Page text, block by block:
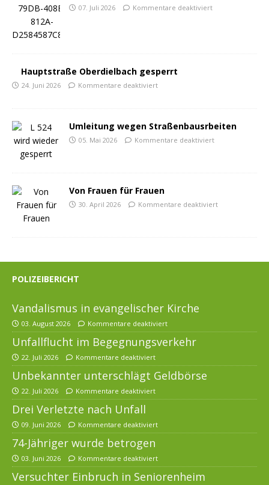
07. Juli 2026 Kommentare deaktiviert
Hauptstraße Oberdielbach gesperrt
24. Juni 2026 Kommentare deaktiviert
Umleitung wegen Straßenbausrbeiten
05. Mai 2026 Kommentare deaktiviert
Von Frauen für Frauen
30. April 2026 Kommentare deaktiviert
POLIZEIBERICHT
Vandalismus in evangelischer Kirche
03. August 2026 Kommentare deaktiviert
Unfallflucht im Begegnungsverkehr
22. Juli 2026 Kommentare deaktiviert
Unbekannter unterschlägt Geldbörse
22. Juli 2026 Kommentare deaktiviert
Drei Verletzte nach Unfall
09. Juni 2026 Kommentare deaktiviert
74-Jähriger wurde betrogen
03. Juni 2026 Kommentare deaktiviert
Versuchter Einbruch in Seniorenheim